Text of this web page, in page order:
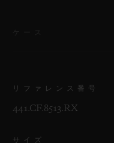
リファレンス番号
441.CF.8513.RX
サイズ